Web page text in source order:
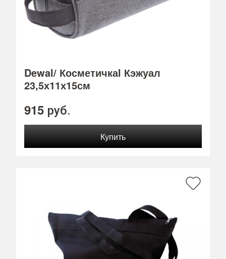
Dewal/ Косметичкаl Кэжуал
23,5х11х15см
915 руб.